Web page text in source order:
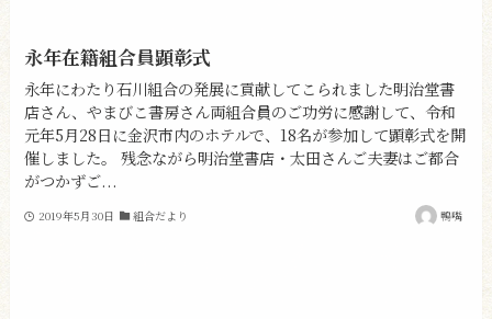
永年在籍組合員顕彰式
永年にわたり石川組合の発展に貢献してこられました明治堂書
店さん、やまびこ書房さん両組合員のご功労に感謝して、令和
元年5月28日に金沢市内のホテルで、18名が参加して顕彰式を開
催しました。 残念ながら明治堂書店・太田さんご夫妻はご都合
がつかずご...
2019年5月30日 組合だより 鴨嘴